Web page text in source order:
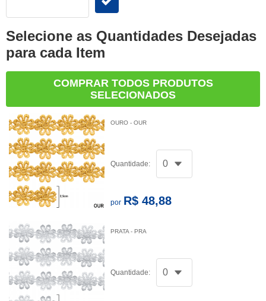
Selecione as Quantidades Desejadas
para cada Item
COMPRAR TODOS PRODUTOS
SELECIONADOS
OURO - OUR
Quantidade:
por R$ 48,88
PRATA - PRA
Quantidade: